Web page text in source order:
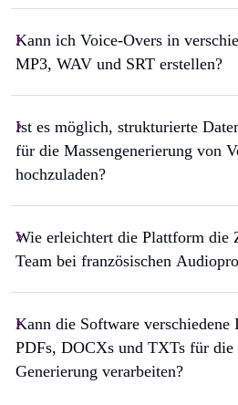
Kann ich Voice-Overs in
MP3, WAV und SRT erstellen?
Ist es möglich, strukturierte
für die Massengenerierung von
hochzuladen?
Wie erleichtert die Plattform die
Team bei französischen
Kann die Software verschiedene
PDFs, DOCXs und TXTs für die
Generierung verarbeiten?